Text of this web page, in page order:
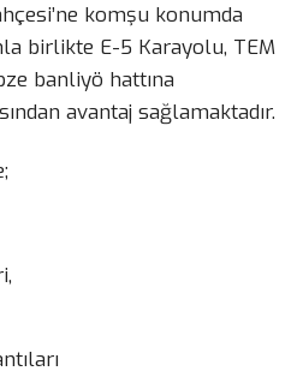
komşu konumda
birlikte E-5 Karayolu, TEM
banliyö hattına
avantaj sağlamaktadır.